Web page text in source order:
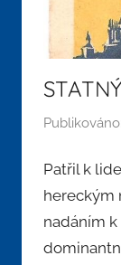
Publikováno:
Patřil k
hereckým
nadáním